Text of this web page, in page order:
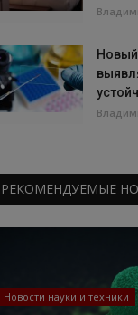
РЕКОМЕНДУЕМЫЕ
Новости науки и техники